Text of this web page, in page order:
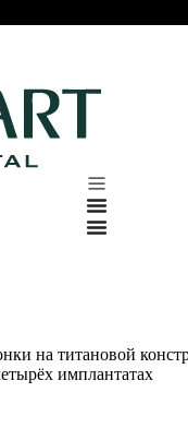
на титановой
имплантатах